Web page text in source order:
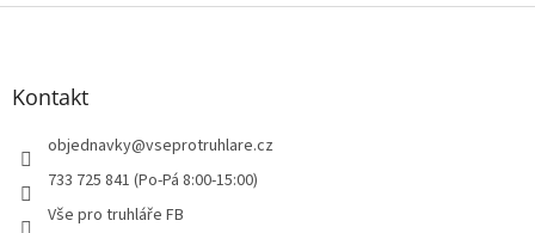
Z
Kontakt
objednavky@vseprotruhlare.cz
733 725 841 (Po-Pá 8:00-15:00)
Vše pro truhláře FB